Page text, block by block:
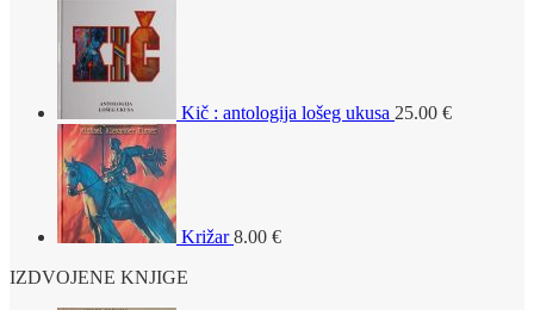
Kič : antologija lošeg ukusa 25.00 €
Križar 8.00 €
IZDVOJENE KNJIGE